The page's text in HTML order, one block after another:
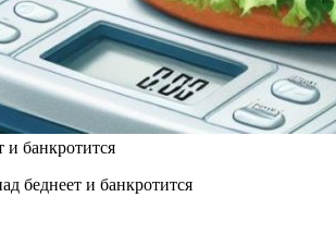
и банкротится
беднеет и банкротится